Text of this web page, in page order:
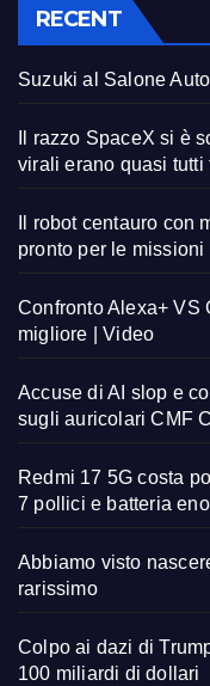
RECENT
Suzuki al Salone
Il razzo SpaceX si è
virali erano quasi tutti
Il robot centauro con
pronto per le
Confronto Alexa+ VS
migliore | Video
Accuse di AI slop e
sugli auricolari CMF
Redmi 17 5G costa
7 pollici e batteria
Abbiamo visto
rarissimo
Colpo ai dazi di
100 miliardi di dollari